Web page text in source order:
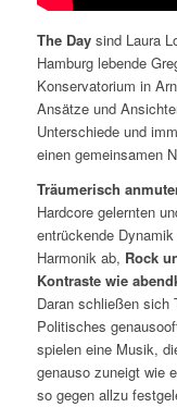
The Daysind Laura
Hamburg lebende
Konservatorium in
Ansätze und
Unterschiede und
einen gemeinsamen
Träumerisch
Hardcore gelernten
entrückende
Harmonik ab, Rock
Kontraste wie
Daran schließen sich
Politisches
spielen eine Musik,
genauso zuneigt wie
so gegen allzu